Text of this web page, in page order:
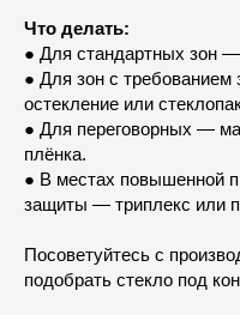
Что делать:
● Для стандартных зон
● Для зон с
остекление или
● Для переговорных —
плёнка.
● В местах повышенной
защиты — триплекс или
Посоветуйтесь с
подобрать стекло под